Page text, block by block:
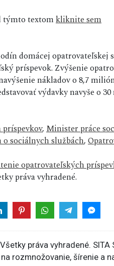
týmto textomkliknite sem
domácej opatrovateľskej
príspevok. Zvýšenie
nákladov o 8,7
výdavky navyše o
,Minister práce
o sociálnych službách,
opatrovateľských
práva vyhradené.
práva vyhradené. SITA
rozmnožovanie, šírenie a